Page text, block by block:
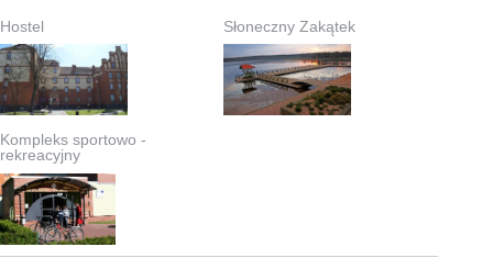
Hostel Słoneczny Zakątek
Kompleks sportowo -
rekreacyjny